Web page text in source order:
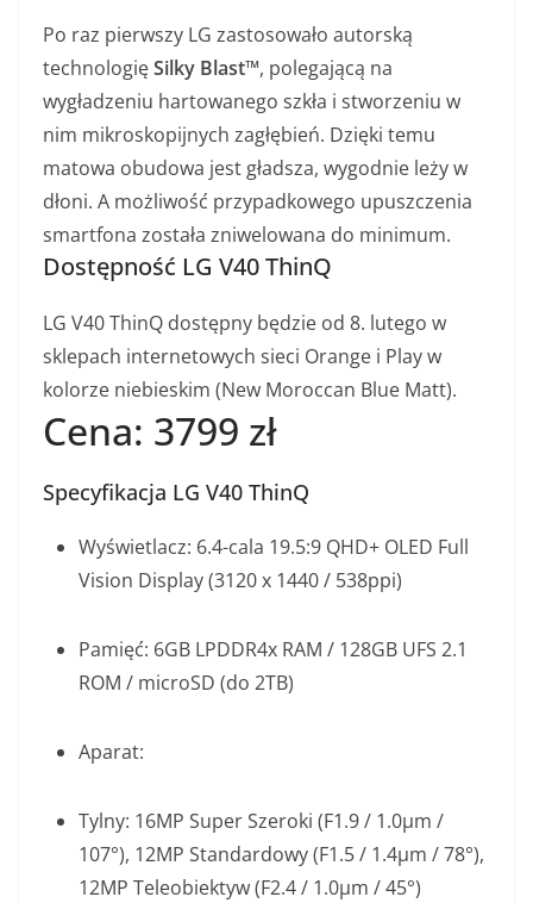
Po raz pierwszy LG zastosowało autorską
technologięSilky Blast™, polegającą na
wygładzeniu hartowanego szkła i stworzeniu w
nim mikroskopijnych zagłębień. Dzięki temu
matowa obudowa jest gładsza, wygodnie leży w
dłoni. A możliwość przypadkowego upuszczenia
smartfona została zniwelowana do minimum.
Dostępność LG V40 ThinQ
LG V40 ThinQ dostępny będzie od 8. lutego w
sklepach internetowych sieci Orange i Play w
kolorze niebieskim (New Moroccan Blue Matt).
Cena: 3799 zł
Specyfikacja LG V40 ThinQ
Wyświetlacz: 6.4-cala 19.5:9 QHD+ OLED Full
Vision Display (3120 x 1440 / 538ppi)
Pamięć: 6GB LPDDR4x RAM / 128GB UFS 2.1
ROM / microSD (do 2TB)
Aparat:
Tylny: 16MP Super Szeroki (F1.9 / 1.0μm /
107°), 12MP Standardowy (F1.5 / 1.4μm / 78°),
12MP Teleobiektyw (F2.4 / 1.0μm / 45°)